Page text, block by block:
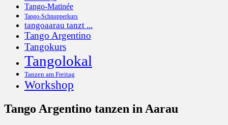
Tango-Matinée
Tango-Schnupperkurs
tangoaarau tanzt ...
Tango Argentino
Tangokurs
Tangolokal
Tanzen am Freitag
Workshop
Tango Argentino tanzen in Aarau